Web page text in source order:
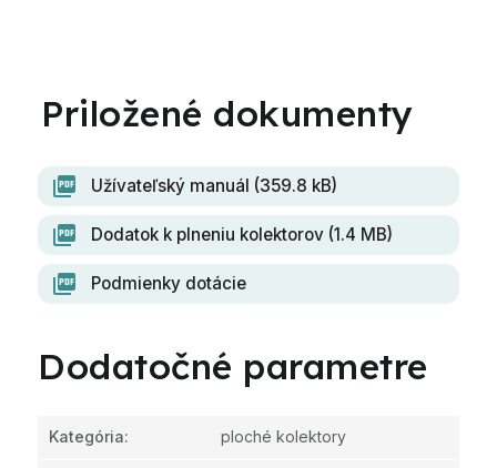
Užívateľský manuál (359.8 kB)
Dodatok k plneniu kolektorov (1.4 MB)
Podmienky dotácie
Dodatočné parametre
Kategória: ploché kolektory